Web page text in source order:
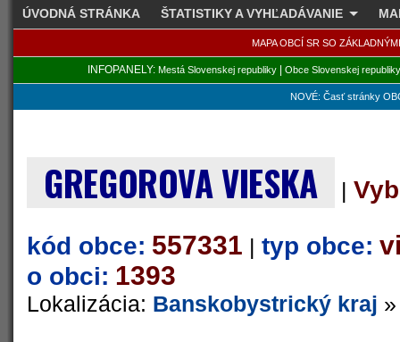
ÚVODNÁ STRÁNKA ŠTATISTIKY A VYHĽADÁVANIE
MAPA OBCÍ SR SO
INFOPANELY: Mestá Slovenskej republiky| Obce Slovenskej republiky
NOVÉ: Časť stránky
GREGOROVA VIESKA |
kód obce: 557331 | typ obce:
o obci: 1393
Lokalizácia: Banskobystrický kraj